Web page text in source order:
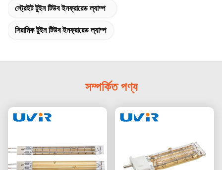
স্ট্রেইট টুইন টিউব ইনফ্রারেড ল্যাম্প
সিরামিক টুইন টিউব ইনফ্রারেড ল্যাম্প
সম্পর্কিত পণ্য